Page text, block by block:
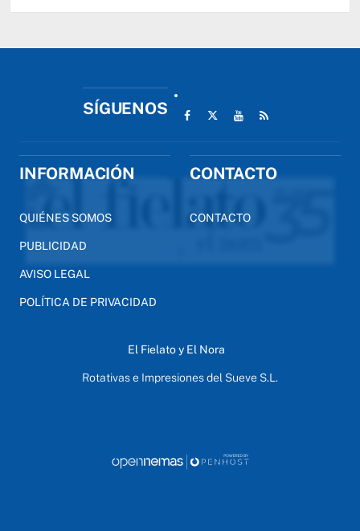
SÍGUENOS
INFORMACIÓN
QUIÉNES SOMOS
PUBLICIDAD
AVISO LEGAL
POLÍTICA DE PRIVACIDAD
CONTACTO
CONTACTO
El Fielato y El Nora
Rotativas e Impresiones del Sueve S.L.